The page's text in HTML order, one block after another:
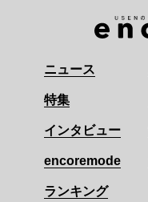
ニュース
特集
インタビュー
encoremode
ランキング